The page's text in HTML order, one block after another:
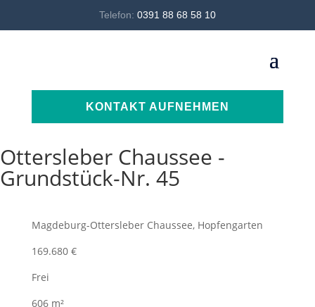
Telefon: 0391 88 68 58 10
KONTAKT AUFNEHMEN
Ottersleber Chaussee -
Grundstück-Nr. 45
Magdeburg-Ottersleber Chaussee, Hopfengarten
169.680 €
Frei
606 m²